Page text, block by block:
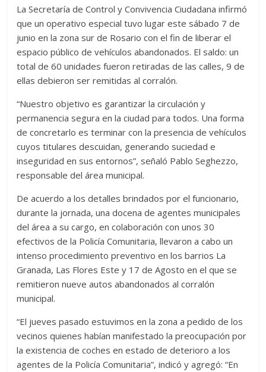
La Secretaría de Control y Convivencia Ciudadana infirmó
que un operativo especial tuvo lugar este sábado 7 de
junio en la zona sur de Rosario con el fin de liberar el
espacio público de vehículos abandonados. El saldo: un
total de 60 unidades fueron retiradas de las calles, 9 de
ellas debieron ser remitidas al corralón.
“Nuestro objetivo es garantizar la circulación y
permanencia segura en la ciudad para todos. Una forma
de concretarlo es terminar con la presencia de vehículos
cuyos titulares descuidan, generando suciedad e
inseguridad en sus entornos”, señaló Pablo Seghezzo,
responsable del área municipal.
De acuerdo a los detalles brindados por el funcionario,
durante la jornada, una docena de agentes municipales
del área a su cargo, en colaboración con unos 30
efectivos de la Policía Comunitaria, llevaron a cabo un
intenso procedimiento preventivo en los barrios La
Granada, Las Flores Este y 17 de Agosto en el que se
remitieron nueve autos abandonados al corralón
municipal.
“El jueves pasado estuvimos en la zona a pedido de los
vecinos quienes habían manifestado la preocupación por
la existencia de coches en estado de deterioro a los
agentes de la Policía Comunitaria”, indicó y agregó: “En